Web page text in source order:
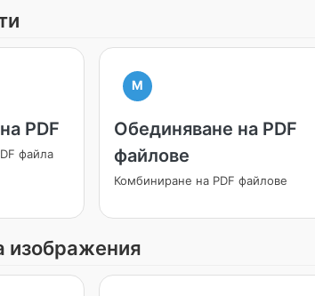
PDF
файла
M
Обединяване на PDF
файлове
Комбиниране на PDF файлове
изображения